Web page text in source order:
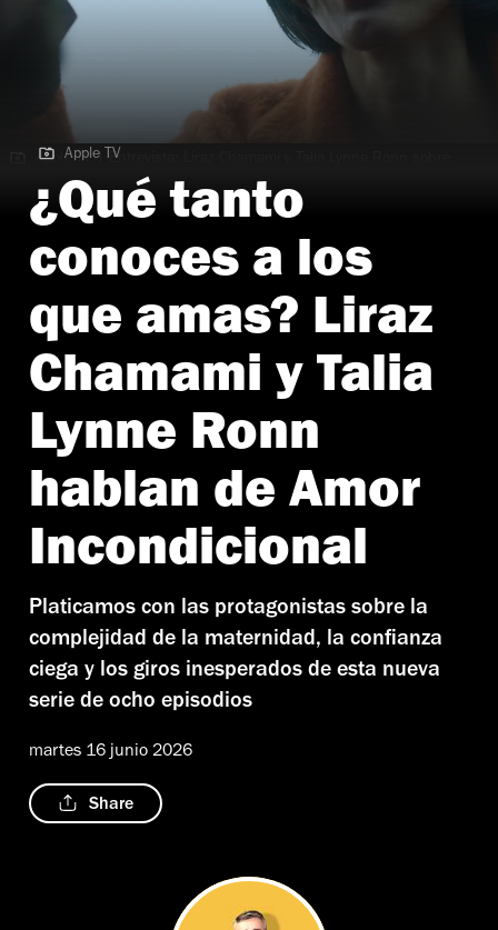
Apple TV | Entrevista: Liraz Chamami y Talia Lynne Ronn sobre
Amor Incondicional
Apple TV
¿Qué tanto
conoces a los
que amas? Liraz
Chamami y Talia
Lynne Ronn
hablan de Amor
Incondicional
Platicamos con las protagonistas sobre la
complejidad de la maternidad, la confianza
ciega y los giros inesperados de esta nueva
serie de ocho episodios
martes 16 junio 2026
Share